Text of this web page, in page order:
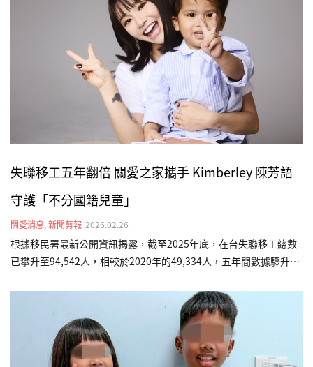
社福實踐上的獨特性，更意外映照出影視作品與現實生命互文的關
懷。👉 敬邀各界支持「不分國籍兒童全日型照顧計畫」，讓孩子們
擁有值得的未來。 更多新聞請見：三立新聞網、自由電子報、中時
新聞網、CTWANT、yahoo新聞（台灣新生報轉載）、…
失聯移工五年翻倍 關愛之家攜手 Kimberley 陳芳語
守護「不分國籍兒童」
關愛消息, 新聞剪報 2026.02.26
根據移民署最新公開資訊揭露，截至2025年底，在台失聯移工總數
已攀升至94,542人，相較於2020年的49,334人，五年間數據驟升近
境。為此，台灣關愛基金會（關愛之家）發起「不分國籍兒童全日
型照顧計畫」，並邀請五度出任公益大使的藝人 Kimberley 陳芳語
現身說法，呼籲社會大眾關注這群在社會縫隙中掙扎的小生命，確
保他們能獲得基本的生存權利。在台灣關愛基金會受助的孩子中，